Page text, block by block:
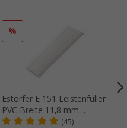
%
Estorfer E 151 Leistenfüller
PVC Breite 11,8 mm
Meterware weiß(45)